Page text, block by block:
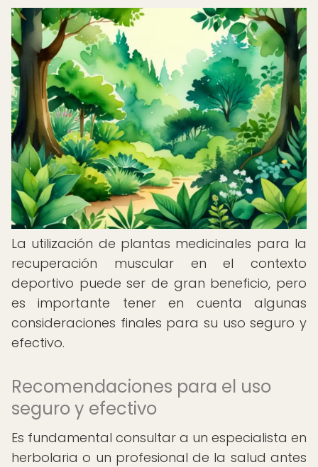
La utilización de plantas medicinales para la
recuperación muscular en el contexto
deportivo puede ser de gran beneficio, pero
es importante tener en cuenta algunas
consideraciones finales para su uso seguro y
efectivo.
Recomendaciones para el uso
seguro y efectivo
Es fundamental consultar a un especialista en
herbolaria o un profesional de la salud antes